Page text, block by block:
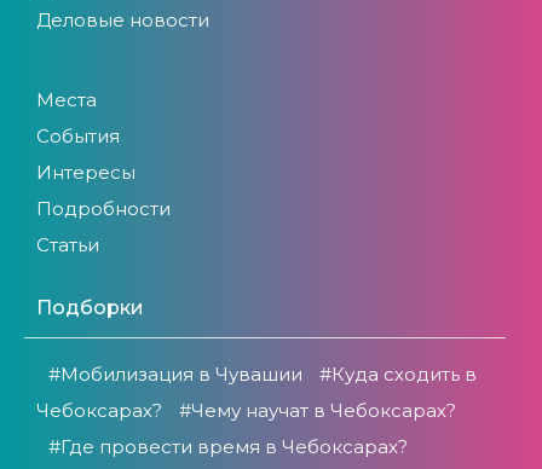
Деловые новости
Места
События
Интересы
Подробности
Статьи
Подборки
#Мобилизация в Чувашии
#Куда сходить в
Чебоксарах?
#Чему научат в Чебоксарах?
#Где провести время в Чебоксарах?